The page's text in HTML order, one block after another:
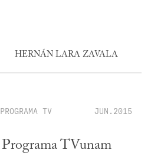
HERNÁN LARA ZAVALA
PROGRAMA TV JUN.2015
Programa TVunam